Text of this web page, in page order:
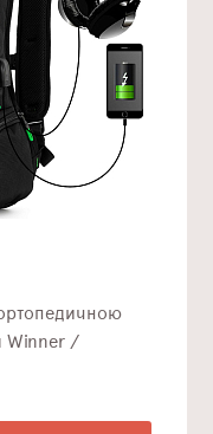
ортопедичною
Winner /